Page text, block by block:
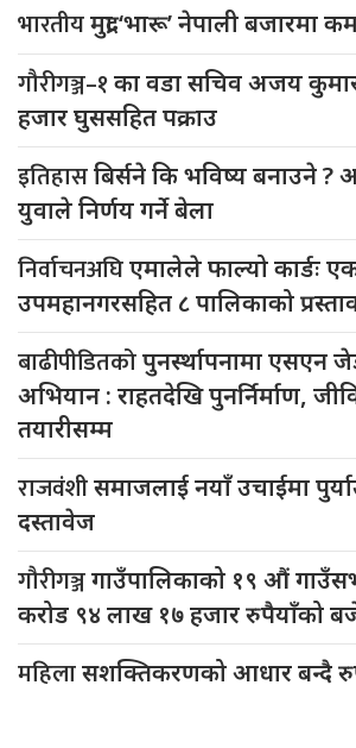
भारतीयमुद्रा ‘भारू’ नेपाली बजारमा
गौरीगञ्ज–१का वडा सचिव अजय
हजार घुससहित पक्राउ
इतिहासबिर्सने कि भविष्य बनाउने ?
युवाले निर्णय गर्ने बेला
निर्वाचनअघिएमालेले फाल्यो कार्डः
उपमहानगरसहित ८ पालिकाको
बाढीपीडितकोपुनर्स्थापनामा एसएन
अभियान : राहतदेखि पुनर्निर्माण,
तयारीसम्म
राजवंशीसमाजलाई नयाँ उचाईमा
दस्तावेज
गौरीगञ्जगाउँपालिकाको १९ औं
करोड ९४ लाख १७ हजार रुपैयाँको
महिलासशक्तिकरणको आधार बन्दै